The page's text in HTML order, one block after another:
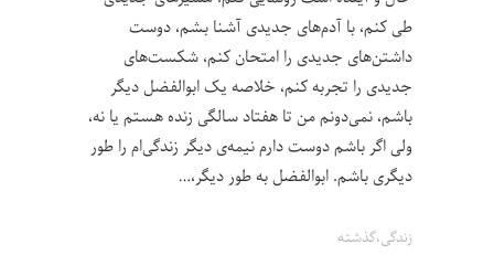
طی کنم، با آدم‌های جدیدی آشنا بشم، دوست
داشتن‌های جدیدی را امتحان کنم، شکست‌های
جدیدی را تجربه کنم، خلاصه یک ابوالفضل دیگر
باشم، نمی‌دونم من تا هفتاد سالگی زنده هستم یا نه،
ولی اگر باشم دوست دارم نیمه‌ی دیگر زندگی‌ام را طور
دیگری باشم. ابوالفضل به طور دیگر،…
زندگی،گذشته